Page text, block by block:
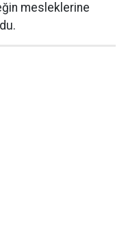
mesleklerine